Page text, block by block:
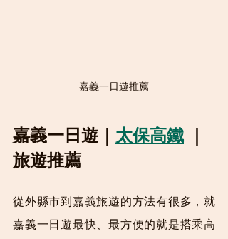
嘉義一日遊推薦
嘉義一日遊｜ 太保高鐵
旅遊推薦
從外縣市到嘉義旅遊的方法有很多，就
嘉義一日遊最快、最方便的就是搭乘高